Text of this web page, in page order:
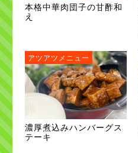
本格中華肉団子の甘酢和
え
アツアツメニュー
濃厚煮込みハンバーグス
テーキ